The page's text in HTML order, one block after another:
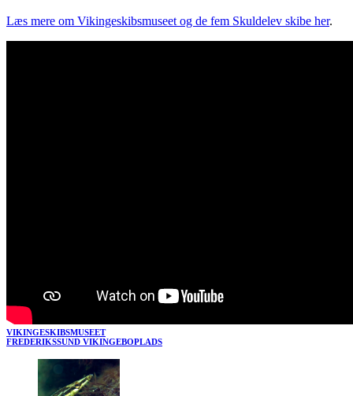
Læs mere om Vikingeskibsmuseet og de fem Skuldelev skibe her.
VIKINGESKIBSMUSEET
FREDERIKSSUND VIKINGEBOPLADS